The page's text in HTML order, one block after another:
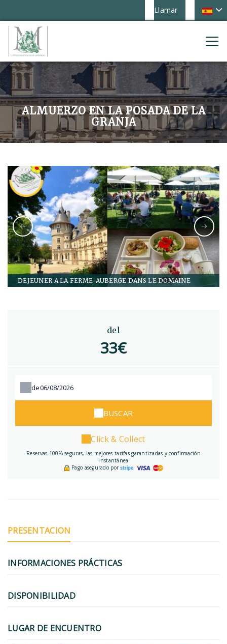
Llamar
ALMUERZO EN LA POSADA DE LA
GRANJA
DEJEUNER A LA FERME-AUBERGE DANS LE DOMAINE
del
33€
de
BUSCAR
Click & Collect
Reservas 100% seguras, las mejores tarifas garantizadas y confirmación
instantánea
Pago asegurado por
PRESENTACION
INFORMACIONES PRÁCTICAS
DISPONIBILIDAD
LUGAR DE ENCUENTRO